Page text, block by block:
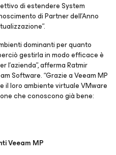
di estendere System
di Partner dell’Anno
dominanti per quanto
gestirla in modo efficace è
afferma Ratmir
Software. “Grazie a Veeam MP
il loro ambiente virtuale VMware
che conoscono già bene:
Veeam MP